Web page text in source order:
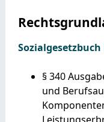
Sozialgesetzbuch
§ 340
und